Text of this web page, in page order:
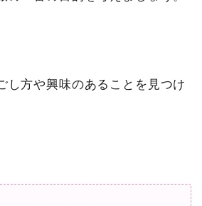
し方や興味のあることを見つけ